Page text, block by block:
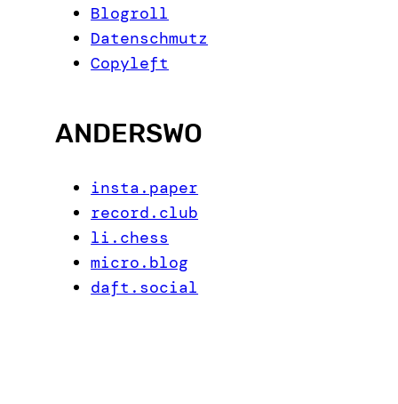
Blogroll
Datenschmutz
Copyleft
ANDERSWO
insta.paper
record.club
li.chess
micro.blog
daft.social